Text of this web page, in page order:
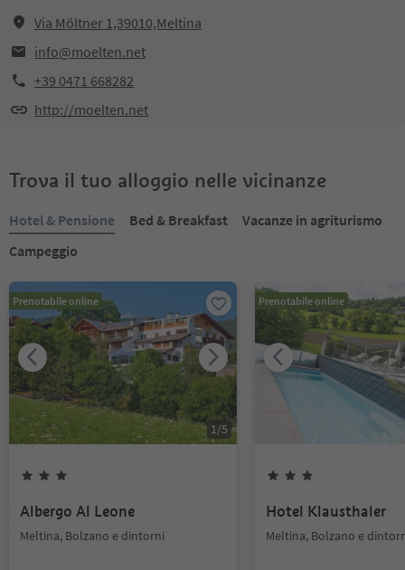
Via Möltner 1,39010,Meltina
info@moelten.net
+39 0471 668282
http://moelten.net
Trova il tuo alloggio nelle vicinanze
Hotel & Pensione Bed & Breakfast
Vacanze in agriturismo
Campeggio
Prenotabile online
1/5
Albergo Al Leone
Meltina, Bolzano e dintorni
Prenotabile online
Hotel Klausthaler
Meltina, Bolzano e